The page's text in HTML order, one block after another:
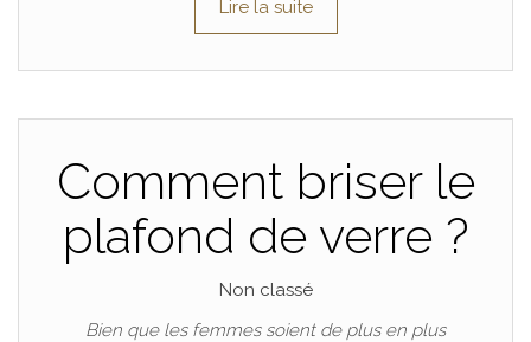
Lire la suite
Comment briser le
plafond de verre ?
Non classé
Bien que les femmes soient de plus en plus